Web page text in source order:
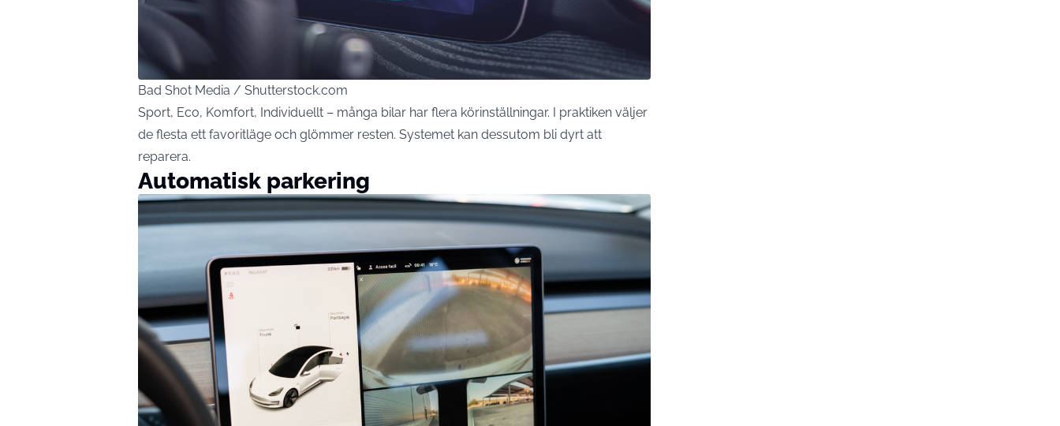
Bad Shot Media / Shutterstock.com
Sport, Eco, Komfort, Individuellt – många bilar har flera körinställningar. I praktiken väljer
de flesta ett favoritläge och glömmer resten. Systemet kan dessutom bli dyrt att
reparera.
Automatisk parkering